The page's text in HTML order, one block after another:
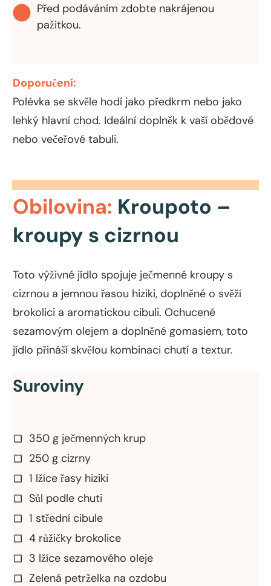
Před podáváním zdobte nakrájenou
pažitkou.
Doporučení:
Polévka se skvěle hodí jako předkrm nebo jako
lehký hlavní chod. Ideální doplněk k vaší obědové
nebo večeřové tabuli.
Obilovina: Kroupoto –
kroupy s cizrnou
Toto výživné jídlo spojuje ječmenné kroupy s
cizrnou a jemnou řasou hiziki, doplněné o svěží
brokolici a aromatickou cibuli. Ochucené
sezamovým olejem a doplněné gomasiem, toto
jídlo přináší skvělou kombinaci chutí a textur.
Suroviny
350 g ječmenných krup
250 g cizrny
1 lžíce řasy hiziki
Sůl podle chuti
1 střední cibule
4 růžičky brokolice
3 lžíce sezamového oleje
Zelená petrželka na ozdobu